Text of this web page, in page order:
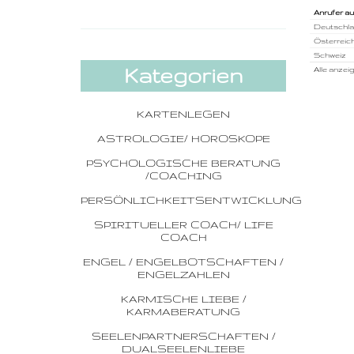
Kategorien
KARTENLEGEN
ASTROLOGIE/ HOROSKOPE
PSYCHOLOGISCHE BERATUNG
/COACHING
PERSÖNLICHKEITSENTWICKLUNG
SPIRITUELLER COACH/ LIFE
COACH
ENGEL / ENGELBOTSCHAFTEN /
ENGELZAHLEN
KARMISCHE LIEBE /
KARMABERATUNG
SEELENPARTNERSCHAFTEN /
DUALSEELENLIEBE
Anrufer
Schweiz
Alle